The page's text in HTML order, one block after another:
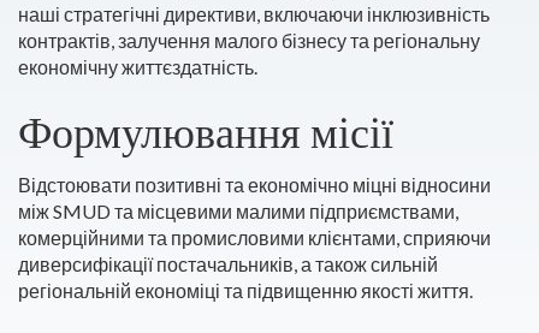
наші стратегічні директиви, включаючи інклюзивність
контрактів, залучення малого бізнесу та регіональну
економічну життєздатність.
Формулювання місії
Відстоювати позитивні та економічно міцні відносини
між SMUD та місцевими малими підприємствами,
комерційними та промисловими клієнтами, сприяючи
диверсифікації постачальників, а також сильній
регіональній економіці та підвищенню якості життя.